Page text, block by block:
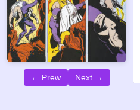
← Prew Next →